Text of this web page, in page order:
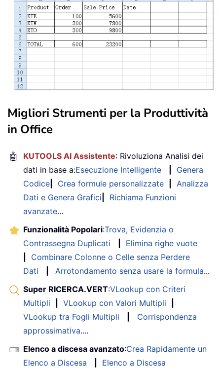
Migliori Strumenti per la Produttività
in Office
🤖 KUTOOLS AI Assistente: Rivoluziona Analisi dei
dati in base a:Esecuzione Intelligente
Genera
Codice
Crea formule personalizzate
Analizza
Dati e Genera Grafici
Richiama Funzioni
avanzate…
Funzionalità Popolari:Trova, Evidenzia o
Contrassegna Duplicati
Elimina righe vuote
Combinare Colonne o Celle senza Perdere
Dati
Arrotondamento senza usare la formula...
Super RICERCA.VERT:VLookup con Criteri
Multipli
VLookup con Valori Multipli
VLookup tra Fogli Multipli
Corrispondenza
approssimativa....
Elenco a discesa avanzato:Crea Rapidamente un
Elenco a Discesa
Elenco a Discesa